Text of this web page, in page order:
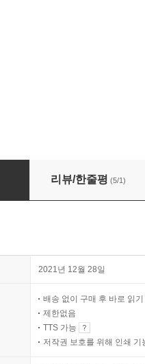
대학을 중퇴해야 할까
리뷰/한줄평 (5/1)
2021년 12월 28일
배송 없이 구매 후 바로 읽기
제한없음
TTS 가능
저작권 보호를 위해 인쇄 기